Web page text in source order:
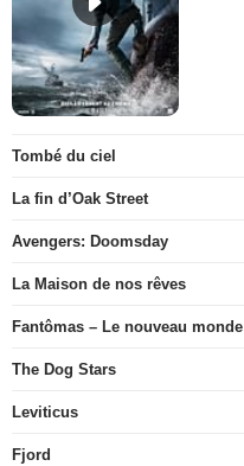
Tombé du ciel
La fin d’Oak Street
Avengers: Doomsday
La Maison de nos rêves
Fantômas – Le nouveau monde
The Dog Stars
Leviticus
Fjord